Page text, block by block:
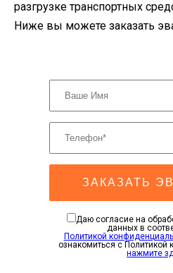
разгрузке транспортных
Ниже вы можете заказать
ЗАКАЗАТЬ
Даю согласие на
данных в
Политикой
ознакомиться с Политикой
нажмите